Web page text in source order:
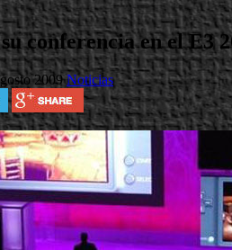
conferencia en el E3
2009Noticias